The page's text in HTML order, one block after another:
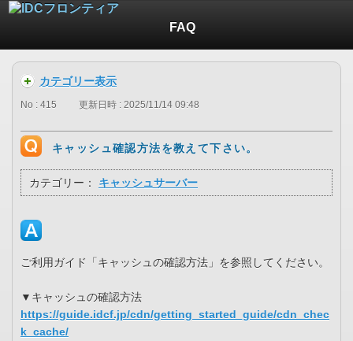
FAQ
カテゴリー表示
No : 415 更新日時 : 2025/11/14 09:48
キャッシュ確認方法を教えて下さい。
カテゴリー： キャッシュサーバー
ご利用ガイド「キャッシュの確認方法」を参照してください。
▼キャッシュの確認方法
https://guide.idcf.jp/cdn/getting_started_guide/cdn_chec
k_cache/